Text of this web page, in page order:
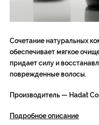
Сочетание натуральных
обеспечивает мягкое
придает силу и
поврежденные волосы.
Производитель — Hadat
Подробное описание